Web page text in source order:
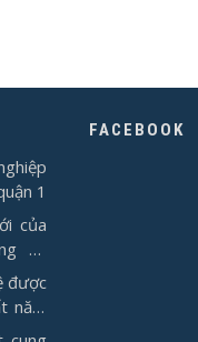
1
của
từ
được
năm
FACEBOOK